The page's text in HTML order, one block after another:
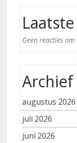
Geen reacties om
Archief
augustus 2026
juli 2026
juni 2026